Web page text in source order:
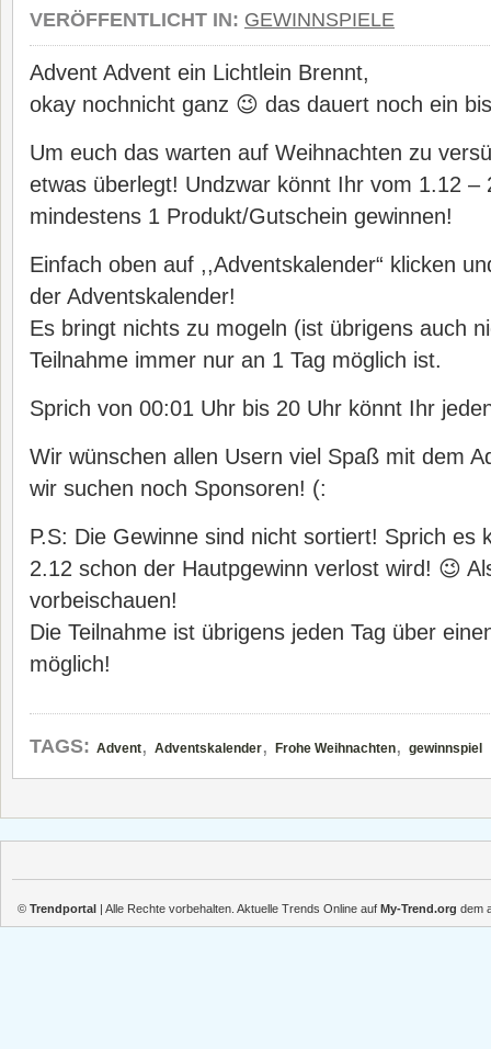
VERÖFFENTLICHT IN: GEWINNSPIELE
Advent Advent ein Lichtlein Brennt,
okay nochnicht ganz 😉 das dauert noch ein
Um euch das warten auf Weihnachten zu
etwas überlegt! Undzwar könnt Ihr vom 1.12 –
mindestens 1 Produkt/Gutschein gewinnen!
Einfach oben auf ,,Adventskalender“ klicken
der Adventskalender!
Es bringt nichts zu mogeln (ist übrigens auch
Teilnahme immer nur an 1 Tag möglich ist.
Sprich von 00:01 Uhr bis 20 Uhr könnt Ihr
Wir wünschen allen Usern viel Spaß mit dem
wir suchen noch Sponsoren! (:
P.S: Die Gewinne sind nicht sortiert! Sprich es
2.12 schon der Hautpgewinn verlost wird! 😉
vorbeischauen!
Die Teilnahme ist übrigens jeden Tag über
möglich!
TAGS: Advent, Adventskalender, Frohe Weihnachten, gewinnspiel
© Trendportal | Alle Rechte vorbehalten. Aktuelle Trends Online auf My-Trend.org dem